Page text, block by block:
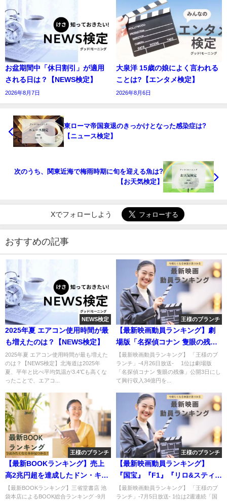
お盆期間中「休日割引」が適用
される日は？【NEWS検定】
2026年8月7日
大泉洋 15歳の娘によく言われる
ことは?【エンタメ検定】
2026年8月6日
東ローマ帝国衰退のきっかけとなった感染症は?
【ニュース検定】
次のうち、関東近海で梅雨時期に旬を迎える魚は?
【お天気検定】
Xでフォローしよう
おすすめの記事
NEWS検定
2025年夏 エアコン使用時間が最
も増えたのは？【NEWS検定】
2025年夏 エアコン使用時間が最も増えた
のは？【NEWS検定】北海道は2025年
夏、平年と比べ平均気温が3.4℃も高くな
ったことで、エアコ...
王様のブランチ
【最新映画動員ランキング】劇
場版「名探偵コナン 隻眼の残
像」大ヒットスタート!
【最新映画動員ランキング】 「王様のブ
ランチ」-4月26日放送- 1位は劇場版
「名探偵コナン 隻眼の残像」公開3日にし
て興行収入34億円を...
王様のブランチ
【最新BOOKランキング】売上
高2兆円超を達成したドン・キホ
ーテ本
【最新BOOKランキング】三省堂書店 池
袋本店によるBOOK総合ランキング -9月
王様のブランチ
【最新映画動員ランキング】
『国宝』『F1』『リロ&スティッ
チ』がTOP3
【最新映画動員ランキング】 「王様のブ
ランチ」-7月5日放送- 1位は2週連続「国